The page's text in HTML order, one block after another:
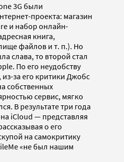
3G были
проекта: магазин
и набор онлайн-
книга,
файлов и т. п.). Но
слава, то второй стал
По его неудобству
за его критики Джобс
собственных
сервис, мягко
В результате три года
iCloud — представляя
о его
на самокритику
«не был нашим